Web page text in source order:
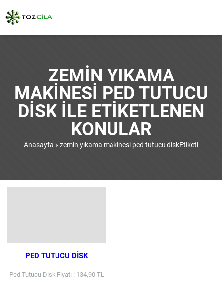
ZEMIN YIKAMA
MAKINESI PED TUTUCU
DISK ILE ETIKETLENEN
KONULAR
Anasayfa » zemin yıkama makinesi ped tutucu diskEtiketi
PED TUTUCU DISK
Ped Tutucu Disk Fiyatı : 134,90 TL